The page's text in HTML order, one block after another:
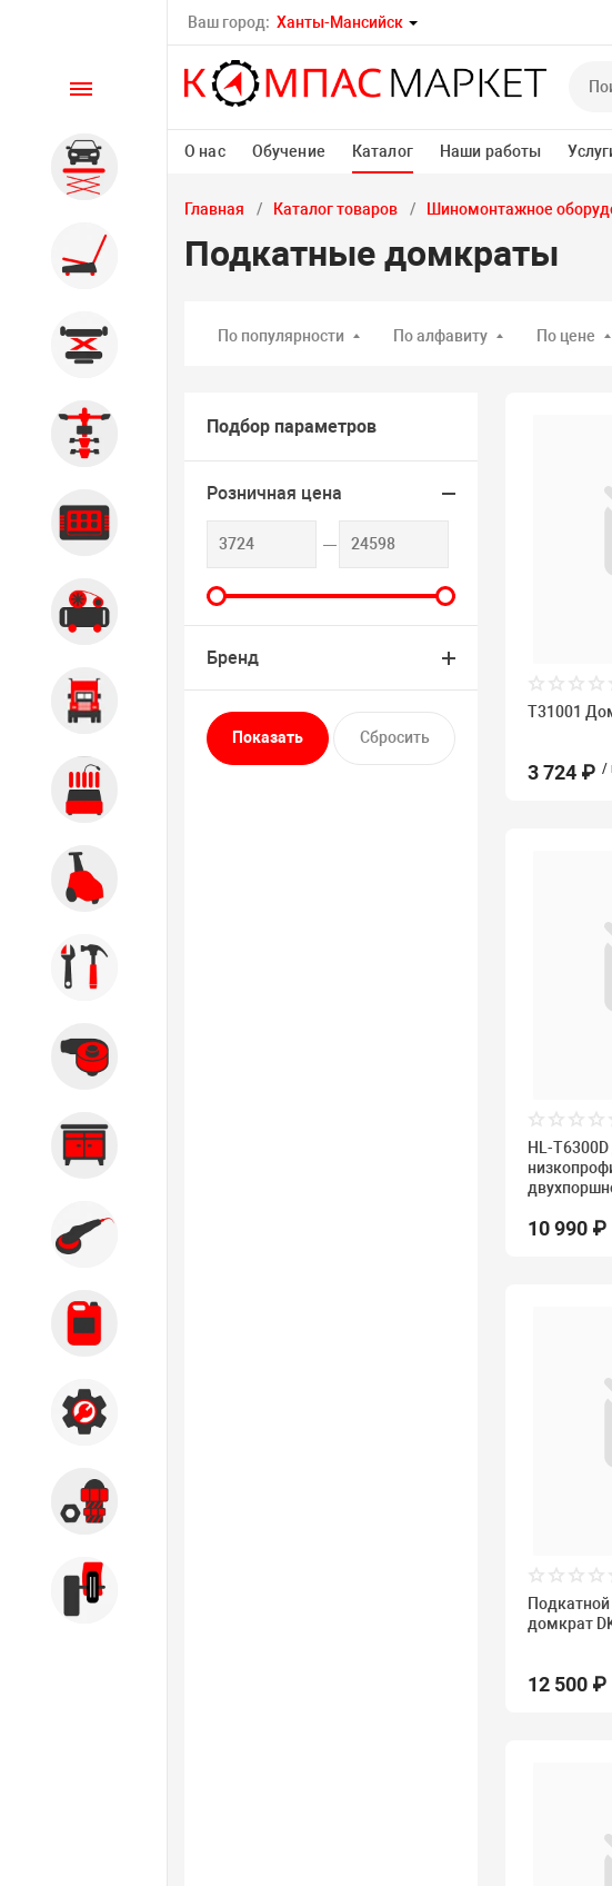
Ваш город: Ханты-Мансийск
О нас Обучение Каталог Наши работы
Каталог
Автомобильные подъемники
Шиномонтажное
оборудование
Общегаражное
Стенды сход-развал
Диагностика
Компрессорное оборудование
Главная Каталог товаров Шиномонтажное
Подкатные домкраты
По популярности По алфавиту По цене
Подбор параметров
Розничная цена
Бренд
T31001
3 724 ₽ /
HL-
10 990 ₽
домкрат
12 500 ₽